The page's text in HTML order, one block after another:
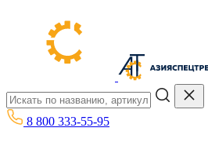
8 800 333-55-95